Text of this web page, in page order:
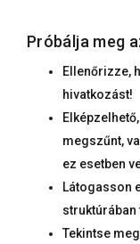
Próbálja meg
Ellenőrizze,
hivatkozást!
megszűnt,
ez esetben
Látogasson
struktúrában
Tekintse